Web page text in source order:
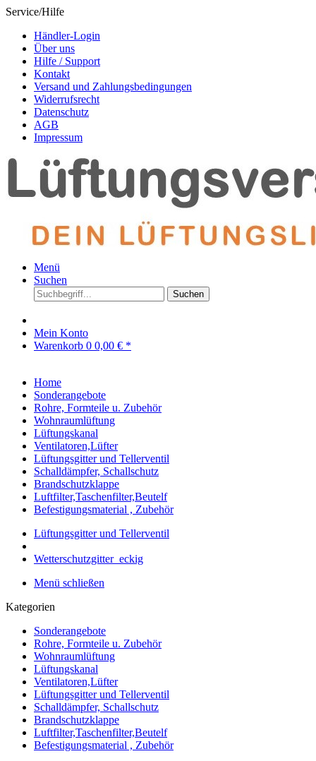
Service/Hilfe
Händler-Login
Über uns
Hilfe / Support
Kontakt
Versand und Zahlungsbedingungen
Widerrufsrecht
Datenschutz
AGB
Impressum
Menü
Suchen
Suchen
Mein Konto
Warenkorb 0 0,00 € *
Home
Sonderangebote
Rohre, Formteile u. Zubehör
Wohnraumlüftung
Lüftungskanal
Ventilatoren,Lüfter
Lüftungsgitter und Tellerventil
Schalldämpfer, Schallschutz
Brandschutzklappe
Luftfilter,Taschenfilter,Beutelf
Befestigungsmaterial , Zubehör
Lüftungsgitter und Tellerventil
Wetterschutzgitter_eckig
Menü schließen
Kategorien
Sonderangebote
Rohre, Formteile u. Zubehör
Wohnraumlüftung
Lüftungskanal
Ventilatoren,Lüfter
Lüftungsgitter und Tellerventil
Schalldämpfer, Schallschutz
Brandschutzklappe
Luftfilter,Taschenfilter,Beutelf
Befestigungsmaterial , Zubehör